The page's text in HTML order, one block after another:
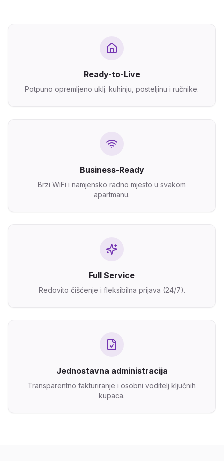
Ready-to-Live
Potpuno opremljeno uklj. kuhinju, posteljinu i ručnike.
Business-Ready
Brzi WiFi i namjensko radno mjesto u svakom
apartmanu.
Full Service
Redovito čišćenje i fleksibilna prijava (24/7).
Jednostavna administracija
Transparentno fakturiranje i osobni voditelj ključnih
kupaca.